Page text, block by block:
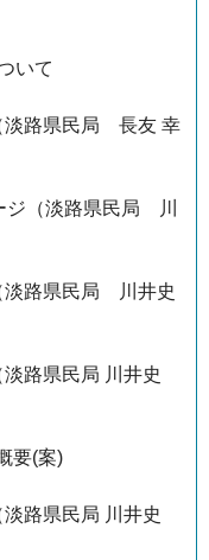
いて
淡路県民局 長友 幸
ジ（淡路県民局 川
淡路県民局 川井史
路県民局 川井史
要(案)
路県民局 川井史